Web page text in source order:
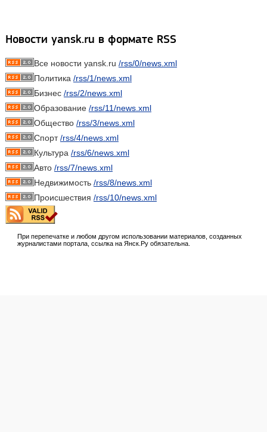
Новости yansk.ru в формате RSS
Все новости yansk.ru /rss/0/news.xml
Политика /rss/1/news.xml
Бизнес /rss/2/news.xml
Образование /rss/11/news.xml
Общество /rss/3/news.xml
Спорт/rss/4/news.xml
Культура /rss/6/news.xml
Авто /rss/7/news.xml
Недвижимость /rss/8/news.xml
Происшествия /rss/10/news.xml
При перепечатке и любом другом использовании материалов, созданных
журналистами портала, ссылка на Янск.Ру обязательна.